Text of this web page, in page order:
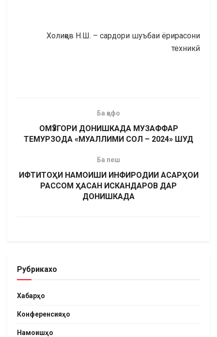
Холиқов Н.Ш. – сардори шуъбаи ёрирасони
техникӣ
Ба қафо
ОМӮЗГОРИ ДОНИШКАДА МУЗАФФАР
ТЕМУРЗОДА «МУАЛЛИМИ СОЛ – 2024» ШУД
Ба пеш
ИФТИТОҲИ НАМОИШИ ИНФИРОДИИ АСАРҲОИ
РАССОМ ҲАСАН ИСКАНДАРОВ ДАР
ДОНИШКАДА
Рубрикахо
Хабарҳо
Конференсияҳо
Намоишҳо